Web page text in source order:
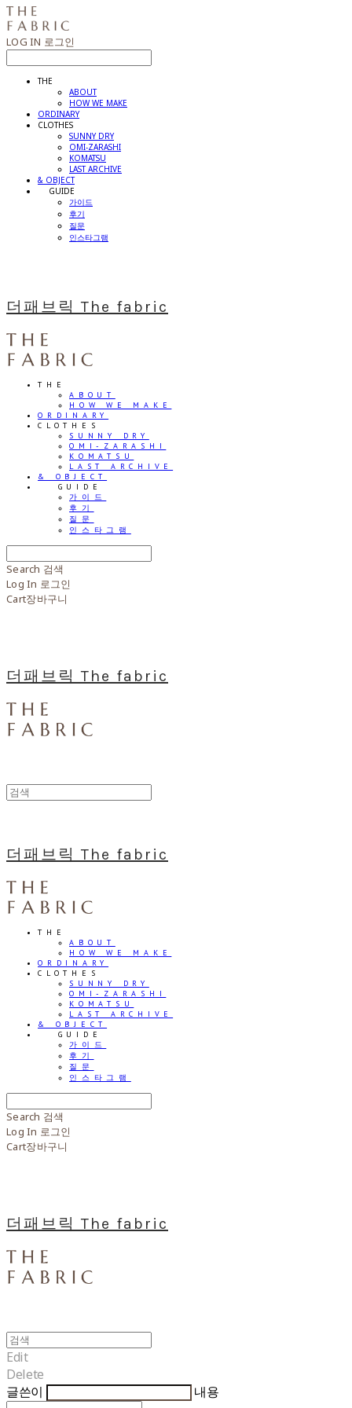
LOG IN 로그인
THE
ABOUT
HOW WE MAKE
ORDINARY
CLOTHES
SUNNY DRY
OMI-ZARASHI
KOMATSU
LAST ARCHIVE
& OBJECT
⠀⠀GUIDE
가이드
후기
질문
인스타그램
더패브릭 The fabric
THE
ABOUT
HOW WE MAKE
ORDINARY
CLOTHES
SUNNY DRY
OMI-ZARASHI
KOMATSU
LAST ARCHIVE
& OBJECT
⠀⠀GUIDE
가이드
후기
질문
인스타그램
Search 검색
Log In 로그인
Cart장바구니
더패브릭 The fabric
더패브릭 The fabric
THE
ABOUT
HOW WE MAKE
ORDINARY
CLOTHES
SUNNY DRY
OMI-ZARASHI
KOMATSU
LAST ARCHIVE
& OBJECT
⠀⠀GUIDE
가이드
후기
질문
인스타그램
Search 검색
Log In 로그인
Cart장바구니
더패브릭 The fabric
Edit
Delete
글쓴이
내용